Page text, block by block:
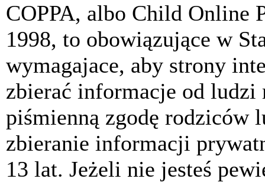
COPPA, albo Child Online
1998, to obowiązujące w
wymagajace, aby strony
zbierać informacje od
piśmienną zgodę rodziców
zbieranie informacji
13 lat. Jeżeli nie jesteś